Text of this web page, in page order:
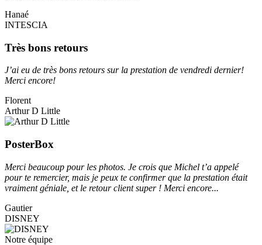
Hanaé
INTESCIA
Très bons retours
J’ai eu de très bons retours sur la prestation de vendredi dernier!
Merci encore!
Florent
Arthur D Little
PosterBox
Merci beaucoup pour les photos. Je crois que Michel t’a appelé
pour te remercier, mais je peux te confirmer que la prestation était
vraiment géniale, et le retour client super ! Merci encore...
Gautier
DISNEY
Notre équipe